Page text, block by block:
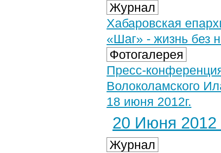
Журнал
Хабаровская
«Шаг» - жизнь без
Фотогалерея
Пресс-
Волоколамского
18 июня 2012г.
20 Июня 2012
Журнал